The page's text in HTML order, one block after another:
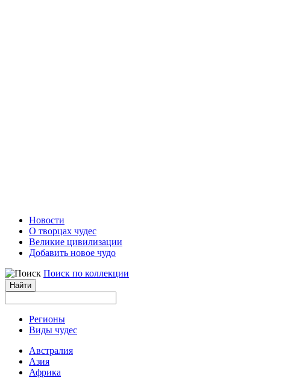
Новости
О творцах чудес
Великие цивилизации
Добавить новое чудо
Поиск по коллекции
Регионы
Виды чудес
Австралия
Азия
Африка